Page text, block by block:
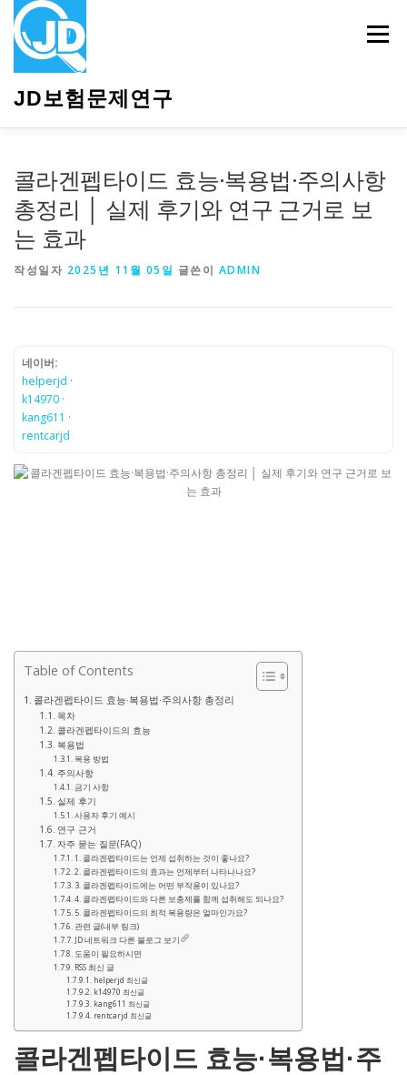
JD보험문제연구
메뉴
콜라겐펩타이드 효능·복용법·주의사항
총정리 │ 실제 후기와 연구 근거로 보
는 효과
작성일자 2025년 11월 05일 글쓴이 ADMIN
네이버:
helperjd ·
k14970 ·
kang611 ·
rentcarjd
Table of Contents
콜라겐펩타이드 효능·복용법·주의사항 총정리
목차
콜라겐펩타이드의 효능
복용법
복용 방법
주의사항
금기 사항
실제 후기
사용자 후기 예시
연구 근거
자주 묻는 질문(FAQ)
1. 콜라겐펩타이드는 언제 섭취하는 것이 좋나요?
2. 콜라겐펩타이드의 효과는 언제부터 나타나나요?
3. 콜라겐펩타이드에는 어떤 부작용이 있나요?
4. 콜라겐펩타이드와 다른 보충제를 함께 섭취해도 되나요?
5. 콜라겐펩타이드의 최적 복용량은 얼마인가요?
관련 글(내부 링크)
JD 네트워크 다른 블로그 보기
도움이 필요하시면
RSS 최신 글
helperjd 최신글
k14970 최신글
kang611 최신글
rentcarjd 최신글
콜라겐펩타이드 효능·복용법·주